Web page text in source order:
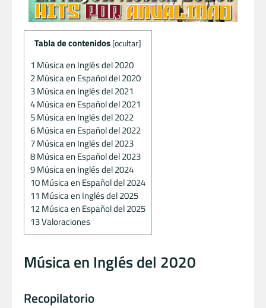
Tabla de contenidos [ocultar]
1 Música en Inglés del 2020
2Música en Español del 2020
3Música en Inglés del 2021
4Música en Español del 2021
5Música en Inglés del 2022
6Música en Español del 2022
7Música en Inglés del 2023
8Música en Español del 2023
9Música en Inglés del 2024
10Música en Español del 2024
11 Música en Inglés del 2025
12Música en Español del 2025
13Valoraciones
Música en Inglés del 2020
Recopilatorio